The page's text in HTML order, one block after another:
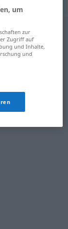
um
zur
Zugriff auf
und Inhalte,
und